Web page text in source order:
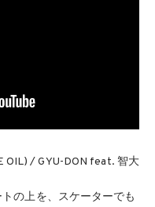
OIL) / GYU-DON feat. 智大
の上を、スケーターでも